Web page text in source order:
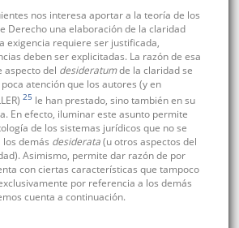
nos interesa aportar a la teoría de los
Derecho una elaboración de la claridad
exigencia requiere ser justificada,
deben ser explicitadas. La razón de esa
aspecto del desideratumde la claridad se
atención que los autores (y en
25 le han prestado, sino también en su
En efecto, iluminar este asunto permite
de los sistemas jurídicos que no se
demás desiderata(u otros aspectos del
Asimismo, permite dar razón de por
con ciertas características que tampoco
por referencia a los demás
cuenta a continuación.